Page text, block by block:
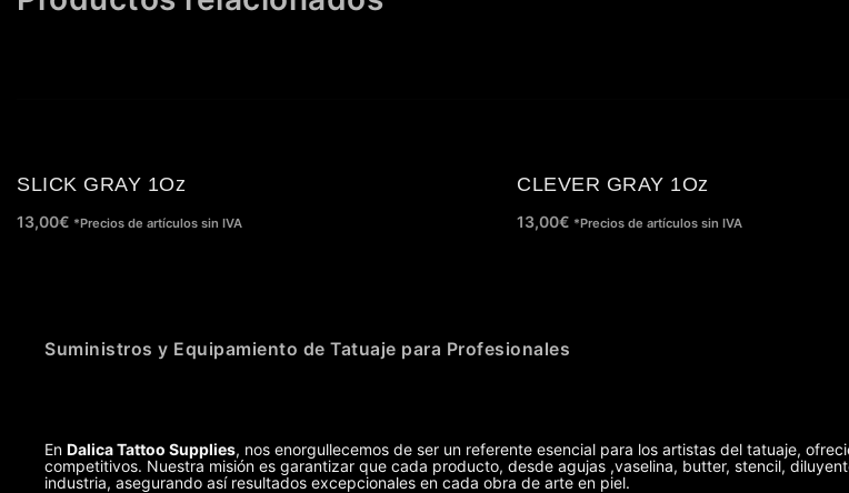
SLICK GRAY 1Oz
13,00€ *Precios de artículos sin IVA
CLEVER GRAY 1Oz
13,00€ *Precios de artículos sin IVA
Suministros y Equipamiento de Tatuaje para Profesionales
En Dalica Tattoo Supplies, nos enorgullecemos de ser un referente esencial para los artistas del tatuaje,
competitivos. Nuestra misión es garantizar que cada producto, desde agujas ,vaselina, butter, stencil,
industria, asegurando así resultados excepcionales en cada obra de arte en piel.